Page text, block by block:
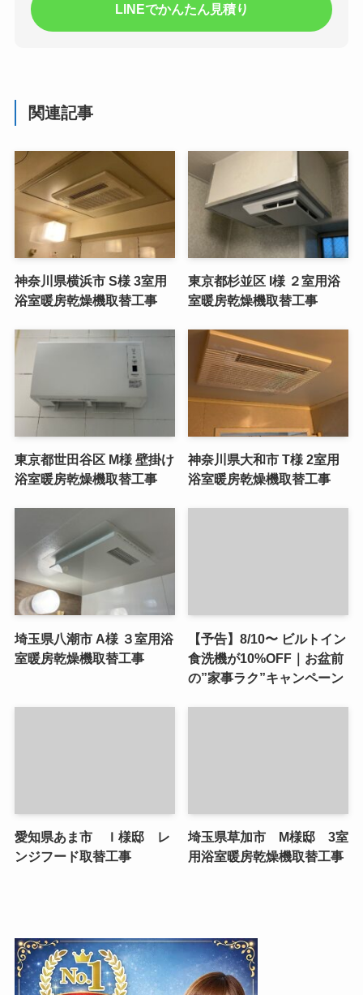
LINEでかんたん見積り
関連記事
神奈川県横浜市 S様 3室用
浴室暖房乾燥機取替工事
東京都杉並区 I様 ２室用浴
室暖房乾燥機取替工事
東京都世田谷区 M様 壁掛け
浴室暖房乾燥機取替工事
神奈川県大和市 T様 2室用
浴室暖房乾燥機取替工事
埼玉県八潮市 A様 ３室用浴
室暖房乾燥機取替工事
【予告】8/10〜 ビルトイン
食洗機が10%OFF｜お盆前
の”家事ラク”キャンペーン
愛知県あま市 Ｉ様邸 レ
ンジフード取替工事
埼玉県草加市 M様邸 3室
用浴室暖房乾燥機取替工事